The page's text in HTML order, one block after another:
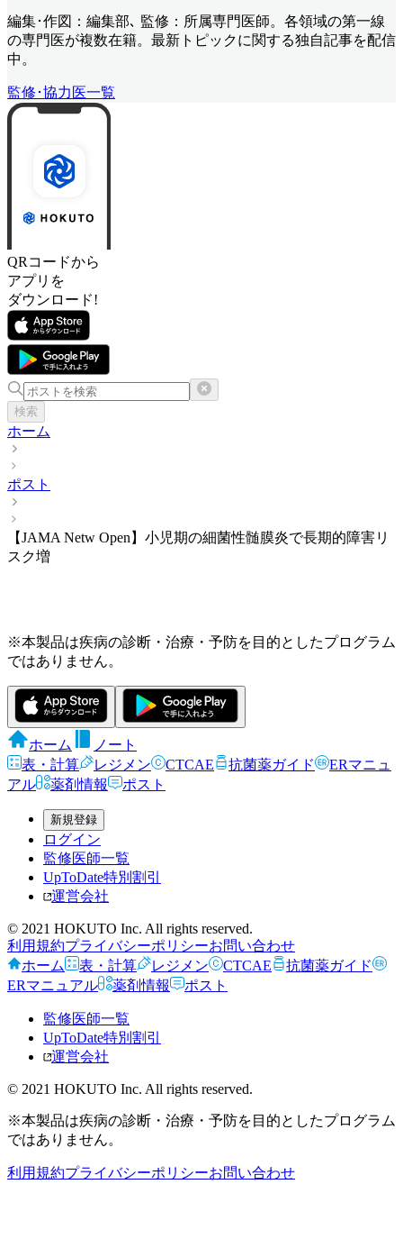
編集･作図：編集部､ 監修：所属専門医師。各領域の第一線
の専門医が複数在籍。最新トピックに関する独自記事を配信
中。
監修･協力医一覧
QRコードから
アプリを
ダウンロード!
検索
ホーム
ポスト
【JAMA Netw Open】小児期の細菌性髄膜炎で長期的障害リ
スク増
※本製品は疾病の診断・治療・予防を目的としたプログラム
ではありません。
ホーム
ノート
表・計算
レジメン CTCAE 抗菌薬ガイド
ERマニュ
アル
薬剤情報 ポスト
新規登録
ログイン
監修医師一覧
UpToDate特別割引
運営会社
© 2021 HOKUTO Inc. All rights reserved.
利用規約プライバシーポリシーお問い合わせ
ホーム
表・計算 レジメン CTCAE
抗菌薬ガイド
ERマニュアル
薬剤情報 ポスト
監修医師一覧
UpToDate特別割引
運営会社
© 2021 HOKUTO Inc. All rights reserved.
※本製品は疾病の診断・治療・予防を目的としたプログラム
ではありません。
利用規約プライバシーポリシーお問い合わせ